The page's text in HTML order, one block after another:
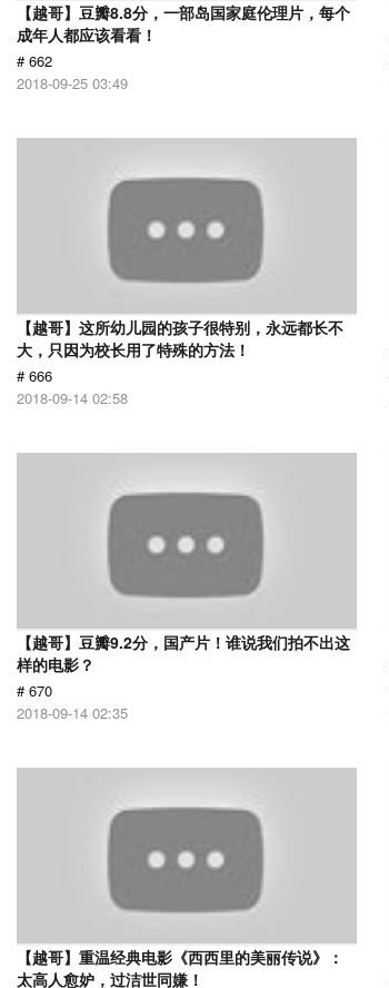
【越哥】豆瓣8.8分，一部岛国家庭伦理片，每个
成年人都应该看看！
# 662
2018-09-25 03:49
【越哥】这所幼儿园的孩子很特别，永远都长不
大，只因为校长用了特殊的方法！
# 666
2018-09-14 02:58
【越哥】豆瓣9.2分，国产片！谁说我们拍不出这
样的电影？
# 670
2018-09-14 02:35
【越哥】重温经典电影《西西里的美丽传说》：
太高人愈妒，过洁世同嫌！